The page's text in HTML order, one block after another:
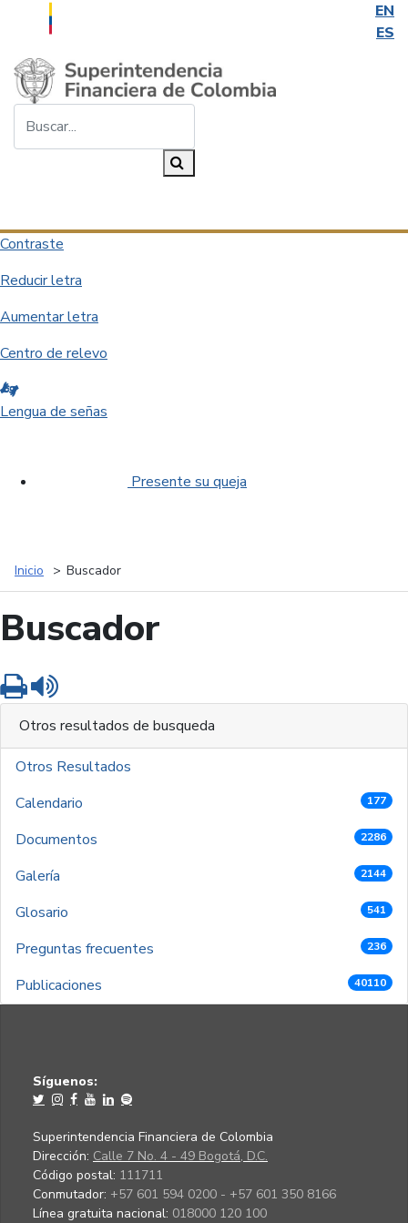
EN
ES
Saltar al contenido principal
Contraste
Reducir letra
Aumentar letra
Centro de relevo
Lengua de señas
Presente su queja
Inicio Buscador
Buscador
Imprimir
Otros resultados de busqueda
Otros Resultados
Calendario
177
Documentos 2286
Galería 2144
Glosario 541
Preguntas frecuentes 236
Publicaciones 40110
Síguenos:
Superintendencia Financiera de Colombia
Dirección: Calle 7 No. 4 - 49 Bogotá, D.C.
Código postal: 111711
Conmutador: +57 601 594 0200 - +57 601 350 8166
Línea gratuita nacional: 018000 120 100